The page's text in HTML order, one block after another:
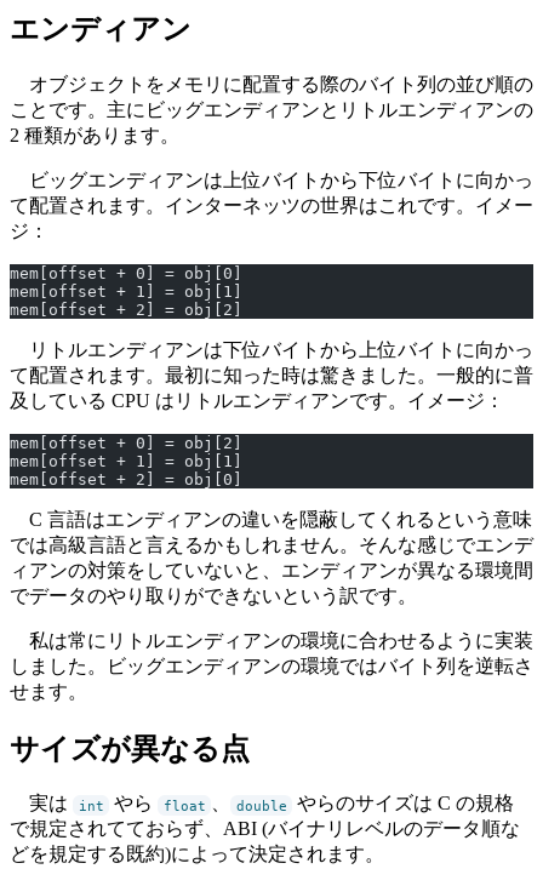
エンディアン
オブジェクトをメモリに配置する際のバイト列の並び順の
ことです。主にビッグエンディアンとリトルエンディアンの
2 種類があります。
ビッグエンディアンは上位バイトから下位バイトに向かっ
て配置されます。インターネッツの世界はこれです。イメー
ジ：
mem[offset + 0] = obj[0]
mem[offset + 1] = obj[1]
mem[offset + 2] = obj[2]
リトルエンディアンは下位バイトから上位バイトに向かっ
て配置されます。最初に知った時は驚きました。一般的に普
及している CPU はリトルエンディアンです。イメージ：
mem[offset + 0] = obj[2]
mem[offset + 1] = obj[1]
mem[offset + 2] = obj[0]
C 言語はエンディアンの違いを隠蔽してくれるという意味
では高級言語と言えるかもしれません。そんな感じでエンデ
ィアンの対策をしていないと、エンディアンが異なる環境間
でデータのやり取りができないという訳です。
私は常にリトルエンディアンの環境に合わせるように実装
しました。ビッグエンディアンの環境ではバイト列を逆転さ
せます。
サイズが異なる点
実は int やら float 、 double
やらのサイズは C の規格
で規定されてておらず、ABI (バイナリレベルのデータ順な
どを規定する既約)によって決定されます。